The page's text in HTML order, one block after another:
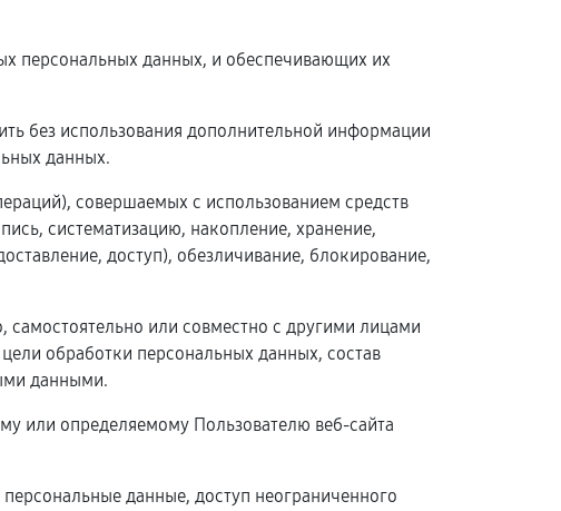
персональных данных, и обеспечивающих их
без использования дополнительной информации
данных.
совершаемых с использованием средств
систематизацию, накопление, хранение,
доступ), обезличивание, блокирование,
или совместно с другими лицами
обработки персональных данных, состав
данными.
или определяемому Пользователю веб-сайта
данные, доступ неограниченного